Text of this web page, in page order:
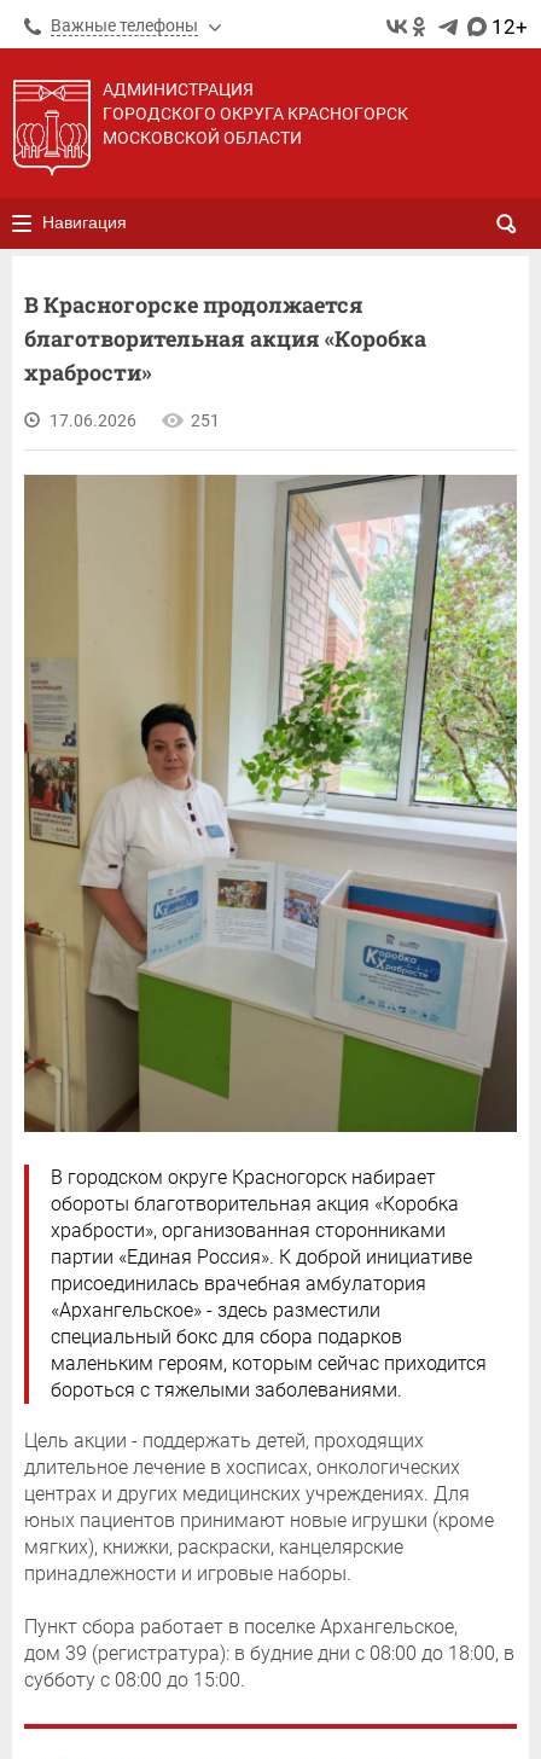
Важные телефоны 12+
АДМИНИСТРАЦИЯ
ГОРОДСКОГО ОКРУГА КРАСНОГОРСК
МОСКОВСКОЙ ОБЛАСТИ
Навигация
В Красногорске продолжается
благотворительная акция «Коробка
храбрости»
17.06.2026 251
В городском округе Красногорск набирает
обороты благотворительная акция «Коробка
храбрости», организованная сторонниками
партии «Единая Россия». К доброй инициативе
присоединилась врачебная амбулатория
«Архангельское» - здесь разместили
специальный бокс для сбора подарков
маленьким героям, которым сейчас приходится
бороться с тяжелыми заболеваниями.
Цель акции - поддержать детей, проходящих
длительное лечение в хосписах, онкологических
центрах и других медицинских учреждениях. Для
юных пациентов принимают новые игрушки (кроме
мягких), книжки, раскраски, канцелярские
принадлежности и игровые наборы.
Пункт сбора работает в поселке Архангельское,
дом 39 (регистратура): в будние дни с 08:00 до 18:00, в
субботу с 08:00 до 15:00.